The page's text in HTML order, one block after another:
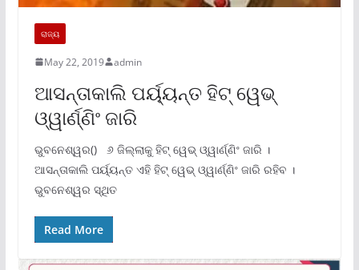
ରାଜ୍ୟ
May 22, 2019 admin
ଆସନ୍ତାକାଲି ପର୍ୟ୍ୟନ୍ତ ହିଟ୍‌ ୱେଭ୍‌
ଓ୍ୱାର୍ଣ୍ଣିଂ ଜାରି
ଭୁବନେଶ୍ୱର() ୬ ଜିଲ୍ଲାକୁ ହିଟ୍ ୱେଭ୍ ଓ୍ୱାର୍ଣ୍ଣିଂ ଜାରି ।
ଆସନ୍ତାକାଲି ପର୍ୟ୍ୟନ୍ତ ଏହି ହିଟ୍ ୱେଭ୍ ଓ୍ୱାର୍ଣ୍ଣିଂ ଜାରି ରହିବ ।
ଭୁବନେଶ୍ୱର ସ୍ଥିତ
Read More